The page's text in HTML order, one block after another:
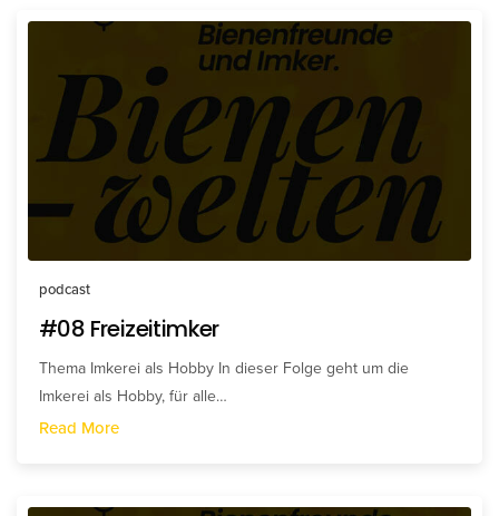
podcast
#08 Freizeitimker
Thema Imkerei als Hobby In dieser Folge geht um die
Imkerei als Hobby, für alle…
Read More